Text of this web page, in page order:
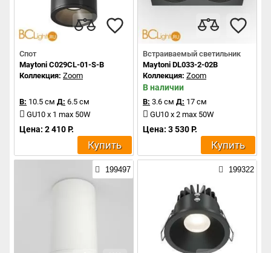
Спот
Maytoni C029CL-01-S-B
Коллекция: Zoom
В: 10.5 см Д: 6.5 см
GU10 x 1 max 50W
Цена: 2 410 Р.
Купить
Встраиваемый светильник
Maytoni DL033-2-02B
Коллекция: Zoom
В наличии
В: 3.6 см Д: 17 см
GU10 x 2 max 50W
Цена: 3 530 Р.
Купить
199497 199322